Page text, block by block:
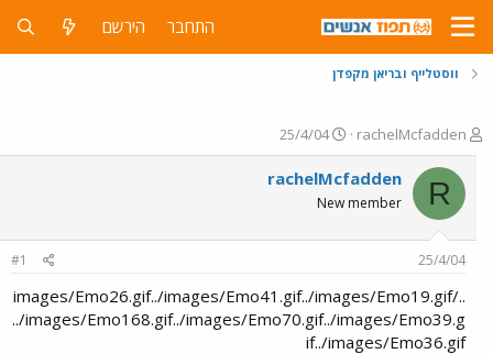
התחבר הירשם
ווסטלייף ובריאן מקפדן
פ
ו
ת
ח
ה
ש
rachelMcfadden
פ
ו
ר
ם
ר
ך
25/4/04
R
rachelMcfadden
New member
25/4/04
#1
../images/Emo26.gif../images/Emo41.gif../images/Emo19.gif
../images/Emo168.gif../images/Emo70.gif../images/Emo39.g
if../images/Emo36.gif